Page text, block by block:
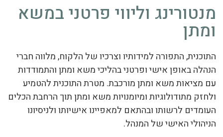
מנטורינג וליווי פרטני במשא
ומתן
התוכנית, התפורה למידותיו וצרכיו של הלקוח, מלווה חברי
הנהלה באופן אישי ופרטני בהליכי משא ומתן והתמודדות
עם מציאות משא ומתן מורכבת. מטרת התוכנית להטמיע
ולחזק מתודולוגיות ומיומנויות משא ומתן תוך הרחבת הכלים
העומדים לרשותו ובהתאם למאפיינו אישיותו ולניסיונו
הניהולי האישי של המנהל.